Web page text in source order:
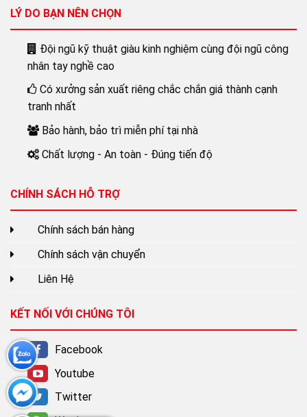
LÝ DO BẠN NÊN CHỌN
Đội ngũ kỹ thuật giàu kinh nghiệm cùng đội ngũ công
nhân tay nghề cao
Có xưởng sản xuất riêng chắc chắn giá thành cạnh
tranh nhất
Bảo hành, bảo trì miễn phí tại nhà
Chất lượng - An toàn - Đúng tiến độ
CHÍNH SÁCH HỖ TRỢ
Chính sách bán hàng
Chính sách vận chuyển
Liên Hệ
KẾT NỐI VỚI CHÚNG TÔI
Facebook
Youtube
Twitter